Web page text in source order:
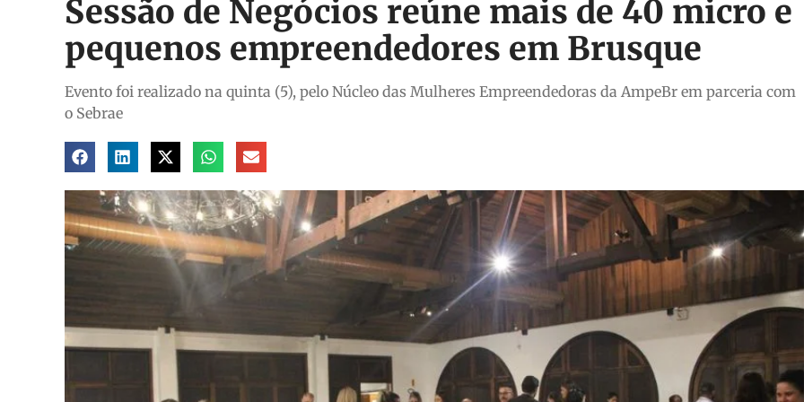
Sessão de Negócios reúne mais de 40 micro e
pequenos empreendedores em Brusque
Evento foi realizado na quinta (5), pelo Núcleo das Mulheres Empreendedoras da AmpeBr em parceria com
o Sebrae